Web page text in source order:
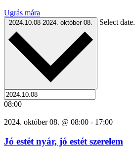
Ugrás mára
2024.10.08 2024. október 08. Select date.
08:00
2024. október 08. @ 08:00 - 17:00
Jó estét nyár, jó estét szerelem